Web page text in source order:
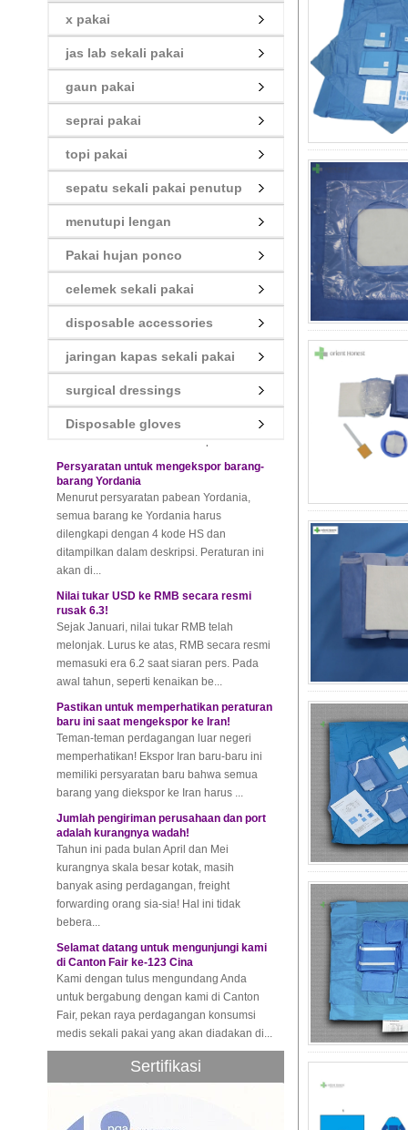
x pakai
jas lab sekali pakai
gaun pakai
seprai pakai
topi pakai
sepatu sekali pakai penutup
menutupi lengan
Pakai hujan ponco
celemek sekali pakai
disposable accessories
jaringan kapas sekali pakai
surgical dressings
Disposable gloves
Aturan baru untuk kebiasaan Thailand!
Sedikit ketidakmampuan akan
Baru-baru ini, kebiasaan Thailand untuk
barang impor dan ekspor Thailand, yang
melibatkan semua moda transportas...
Persyaratan untuk mengekspor barang-
Menurut persyaratan pabean Yordania,
semua barang ke Yordania harus
dilengkapi dengan 4 kode HS dan
ditampilkan dalam deskripsi. Peraturan ini
akan di...
Nilai tukar USD ke RMB secara resmi
Sejak Januari, nilai tukar RMB telah
melonjak. Lurus ke atas, RMB secara resmi
memasuki era 6.2 saat siaran pers. Pada
awal tahun, seperti kenaikan be...
Pastikan untuk memperhatikan peraturan
Teman-teman perdagangan luar negeri
memperhatikan! Ekspor Iran baru-baru ini
memiliki persyaratan baru bahwa semua
barang yang diekspor ke Iran harus ...
Jumlah pengiriman perusahaan dan port
Tahun ini pada bulan April dan Mei
kurangnya skala besar kotak, masih
banyak asing perdagangan, freight
forwarding orang sia-sia! Hal ini tidak
bebera...
Selamat datang untuk mengunjungi kami
Kami dengan tulus mengundang Anda
untuk bergabung dengan kami di Canton
Fair, pekan raya perdagangan konsumsi
medis sekali pakai yang akan diadakan di...
Komposit industri global akan mencapai
$ 39.1 milyar pada tahun 2022
Pasar komposit global diperkirakan akan
mencapai 39.1 milyar pada tahun 2022,
majemuk ini diharapkan akan sebesar...
Sertifikasi